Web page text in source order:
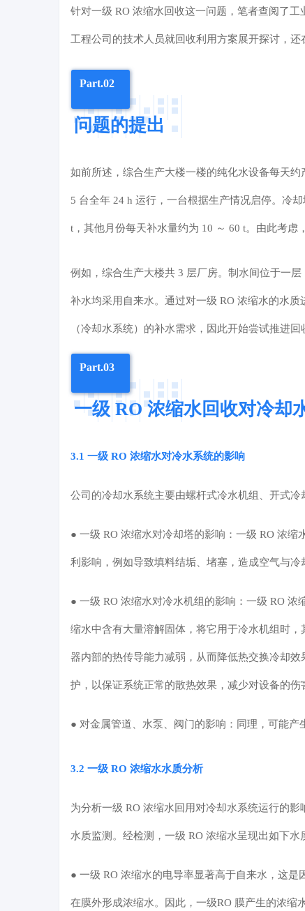
针对一级 RO 浓缩水回收这一问题，笔者查阅了
工程公司的技术人员就回收利用方案展开探讨，
Part.02
问题的提出
如前所述，综合生产大楼一楼的纯化水设备每天约
5 台全年 24 h 运行，一台根据生产情况启停。冷
t，其他月份每天补水量约为 10 ～ 60 t。由此考虑
例如，综合生产大楼共 3 层厂房。制水间位于一
补水均采用自来水。通过对一级 RO 浓缩水的水
（冷却水系统）的补水需求，因此开始尝试推进回
Part.03
一级 RO 浓缩水回收对冷却
3.1 一级 RO 浓缩水对冷水系统的影响
公司的冷却水系统主要由螺杆式冷水机组 、开式
● 一级 RO 浓缩水对冷却塔的影响：一级 RO 浓
利影响，例如导致填料结垢、堵塞，造成空气与
● 一级 RO 浓缩水对冷水机组的影响：一级 RO
缩水中含有大量溶解固体，将它用于冷水机组时
器内部的热传导能力减弱，从而降低热交换冷却
护，以保证系统正常的散热效果，减少对设备的伤
● 对金属管道、水泵、阀门的影响：同理，可能产
3.2 一级 RO 浓缩水水质分析
为分析一级 RO 浓缩水回用对冷却水系统运行的
水质监测。经检测，一级 RO 浓缩水呈现出如下水
● 一级 RO 浓缩水的电导率显著高于自来水，这
在膜外形成浓缩水。因此，一级RO 膜产生的浓缩